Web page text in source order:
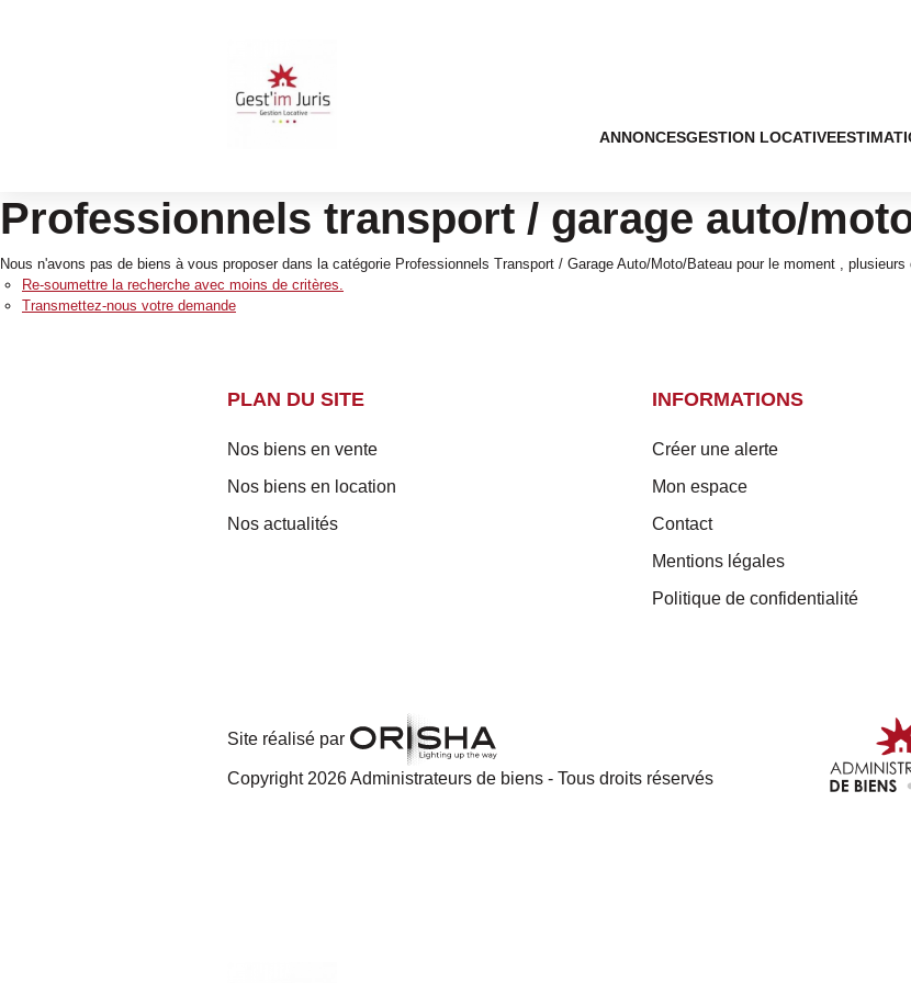
ANNONCESGESTION LOCATIVE
Professionnels transport / garage auto/
Nous n'avons pas de biens à vous proposer dans la catégorie Professionnels Transport / Garage Auto/Moto/Bateau pour le moment ,
Re-soumettre la recherche avec moins de critères.
Transmettez-nous votre demande
PLAN DU SITE
Nos biens en vente
Nos biens en location
Nos actualités
INFORMATIONS
Créer une alerte
Mon espace
Contact
Mentions légales
Politique de confidentialité
Site réalisé par
Copyright 2026 Administrateurs de biens - Tous droits réservés